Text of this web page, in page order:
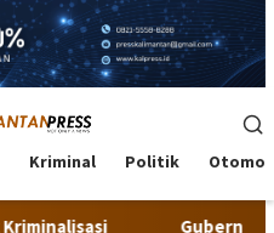
Kriminal Politik
Gubernur Kaltara Jajal Trek